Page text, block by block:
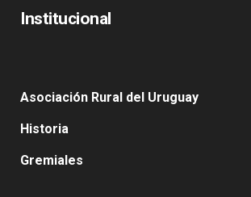
Institucional
Asociación Rural del Uruguay
Historia
Gremiales